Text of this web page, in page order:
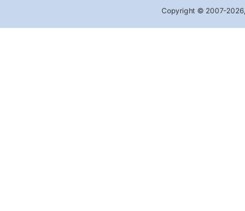
Copyright © 2007-